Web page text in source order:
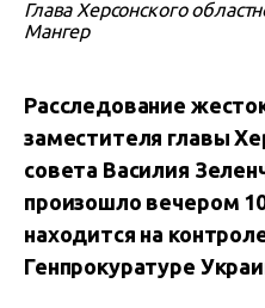
Глава Херсонского
Мангер
Расследование
заместителя главы
совета Василия
произошло вечером
находится на
Генпрокуратуре